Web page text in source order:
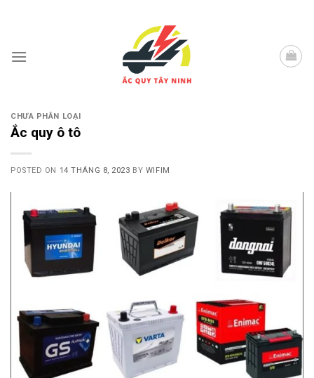
CHƯA PHÂN LOẠI
Ắc quy ô tô
POSTED ON 14 THÁNG 8, 2023 BY WIFIM